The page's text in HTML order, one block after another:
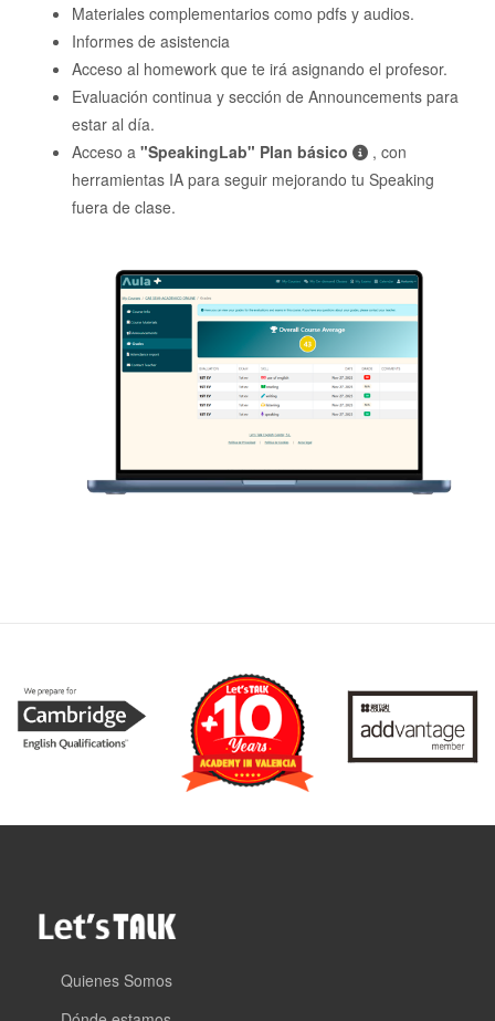
Materiales complementarios como pdfs y audios.
Informes de asistencia
Acceso al homework que te irá asignando el profesor.
Evaluación continua y sección de Announcements para
estar al día.
Acceso a "SpeakingLab" Plan básico
, con
herramientas IA para seguir mejorando tu Speaking
fuera de clase.
Quienes Somos